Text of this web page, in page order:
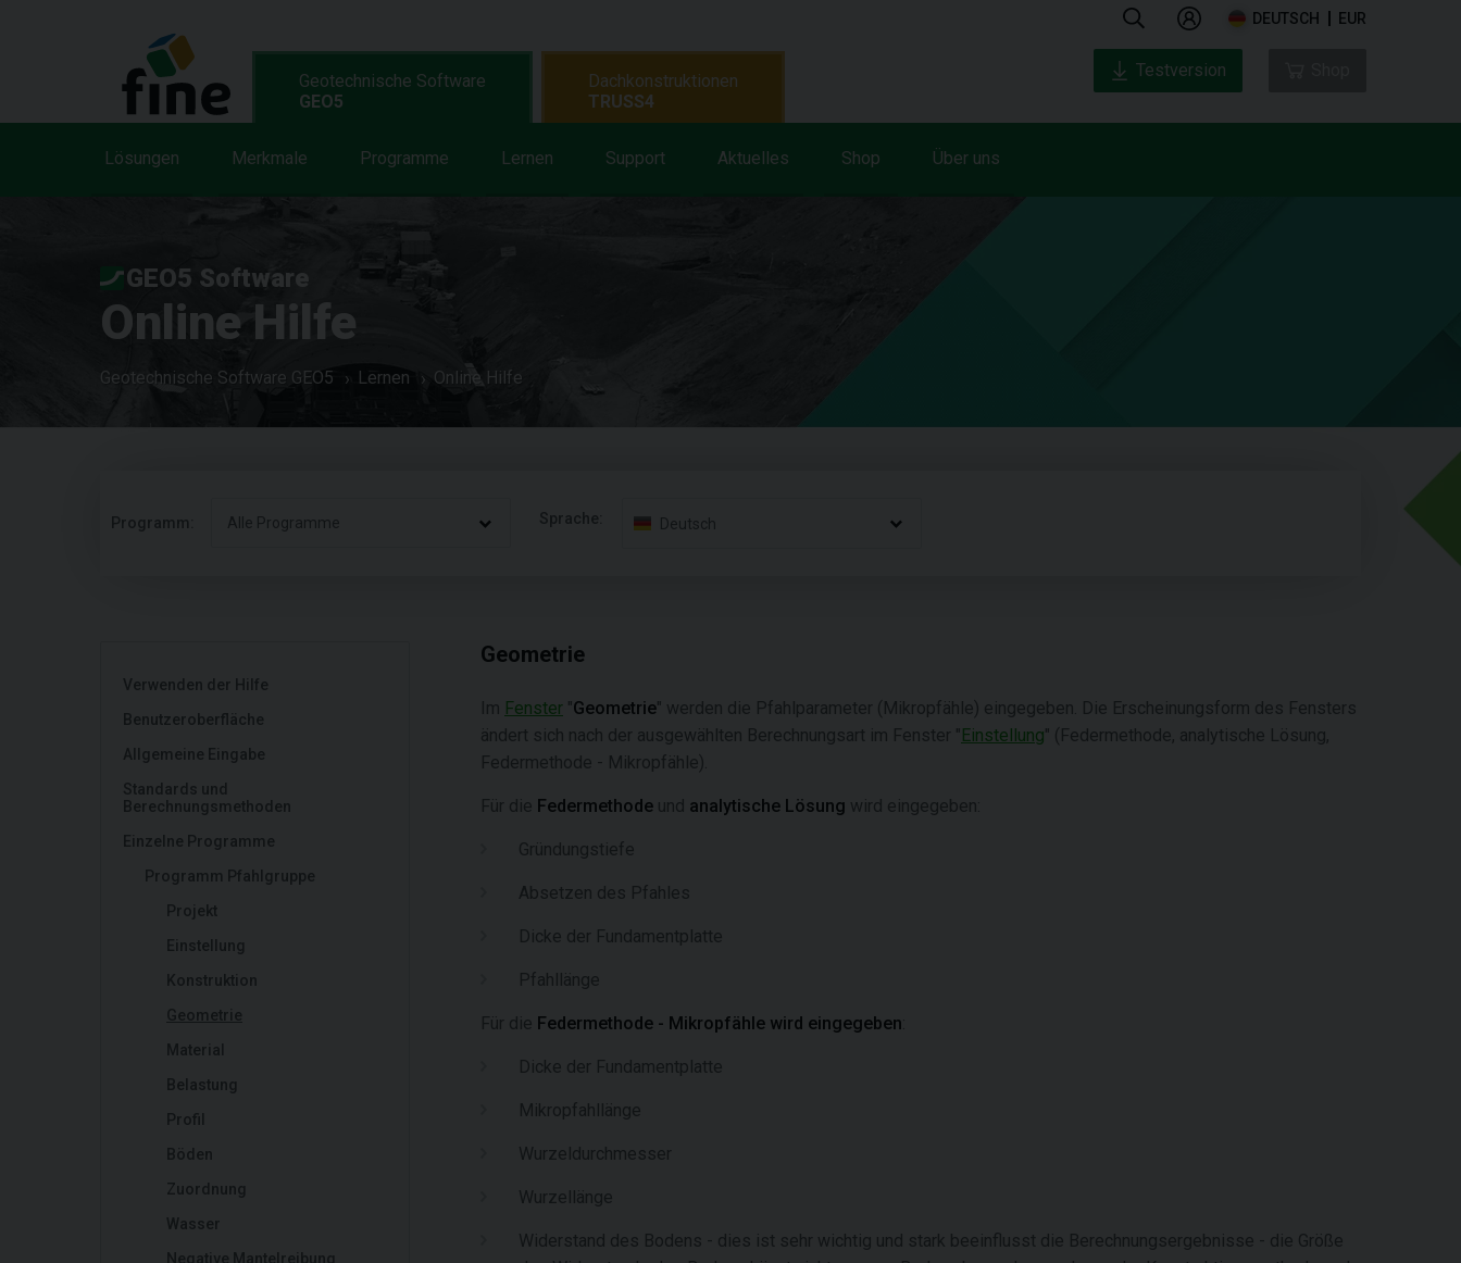
DEUTSCH EUR
Geotechnische Software
GEO5
Lösungen Merkmale Programme Lernen Support Aktuelles Shop Über uns
Dachkonstruktionen
TRUSS4
Testversion
GEO5 Software
Online Hilfe
Geotechnische Software GEO5 Lernen Online Hilfe
Programm: Alle Programme Sprache: Deutsch
Verwenden der Hilfe
Benutzeroberfläche
Allgemeine Eingabe
Standards und
Berechnungsmethoden
Einzelne Programme
Programm Pfahlgruppe
Projekt
Einstellung
Konstruktion
Geometrie
Material
Belastung
Profil
Böden
Zuordnung
Wasser
Negative Mantelreibung
Geometrie
Im Fenster "Geometrie" werden die Pfahlparameter (Mikropfähle) eingegeben. Die Erscheinungsform des Fensters
ändert sich nach der ausgewählten Berechnungsart im Fenster "Einstellung" (Federmethode, analytische Lösung,
Federmethode - Mikropfähle).
Für die Federmethode und analytische Lösung wird eingegeben:
Gründungstiefe
Absetzen des Pfahles
Dicke der Fundamentplatte
Pfahllänge
Für die Federmethode - Mikropfähle wird eingegeben
Dicke der Fundamentplatte
Mikropfahllänge
Wurzeldurchmesser
Wurzellänge
Widerstand des Bodens - dies ist sehr wichtig und stark beeinflusst die Berechnungsergebnisse - die Größe